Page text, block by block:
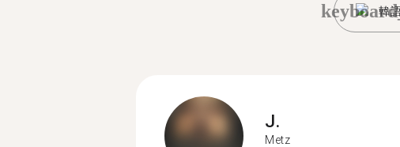
韓
J.
Metz